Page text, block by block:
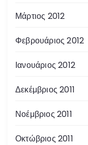
Μάρτιος 2012
Φεβρουάριος 2012
Ιανουάριος 2012
Δεκέμβριος 2011
Νοέμβριος 2011
Οκτώβριος 2011